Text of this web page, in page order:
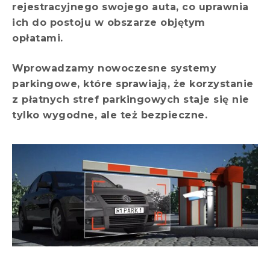
rejestracyjnego swojego auta, co uprawnia
ich do postoju w obszarze objętym
opłatami.
Wprowadzamy nowoczesne systemy
parkingowe, które sprawiają, że korzystanie
z płatnych stref parkingowych staje się nie
tylko wygodne, ale też bezpieczne.